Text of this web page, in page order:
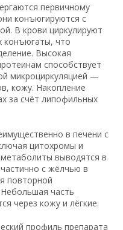
первичному
конъюгируются с
В крови циркулируют
конъюгаты, что
Высокая
способствует
микроциркуляцией —
кожу. Накопление
за счёт липофильных
в печени с
цитохромы и
выводятся в
с жёлчью в
повторной
Небольшая часть
через кожу и лёгкие.
профиль препарата